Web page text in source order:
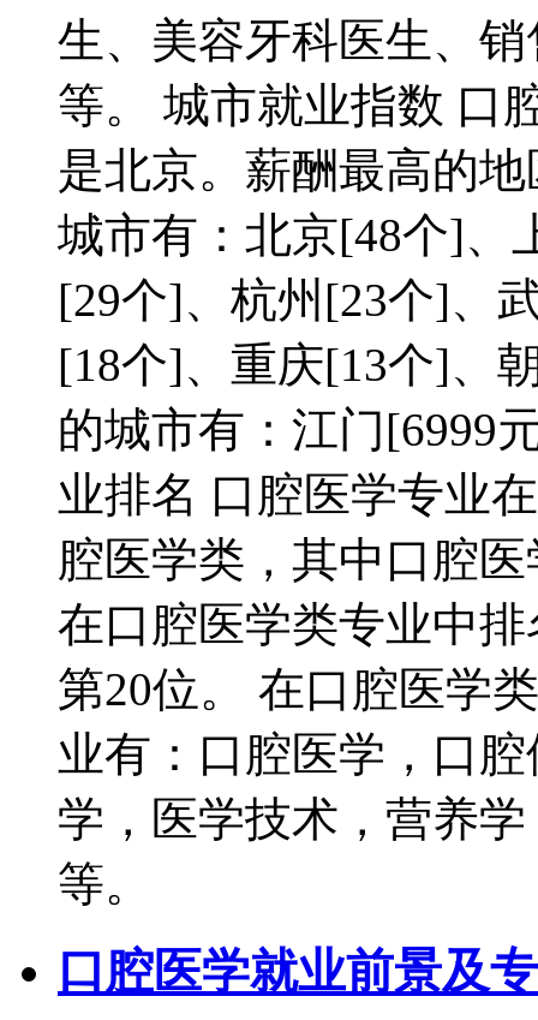
生、美容牙科医生、
等。 城市就业指数 口
是北京。薪酬最高的
城市有：北京[48个]、
[29个]、杭州[23个]、
[18个]、重庆[13个]、
的城市有：江门[6999
业排名 口腔医学专业
腔医学类，其中口腔
在口腔医学类专业中
第20位。 在口腔医学
业有：口腔医学，口
学，医学技术，营养
等。
口腔医学就业前景及